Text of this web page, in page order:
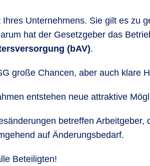
Unternehmens. Sie gilt es zu
hat der Gesetzgeber das
(bAV).
große Chancen, aber auch klare
entstehen neue attraktive
betreffen
auf Änderungsbedarf.
Beteiligten!